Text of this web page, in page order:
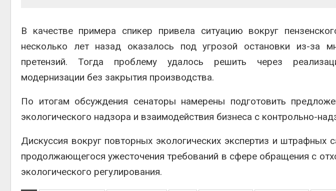
В качестве примера спикер привела ситуацию вокруг
несколько лет назад оказалось под угрозой остановки из-за
претензий. Тогда проблему удалось решить через
модернизации без закрытия производства.
По итогам обсуждения сенаторы намерены подготовить
экологического надзора и взаимодействия бизнеса с контрольно-
Дискуссия вокруг повторных экологических экспертиз и штрафных
продолжающегося ужесточения требований в сфере обращения с
экологического регулирования.